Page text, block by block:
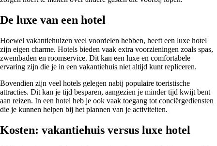
De luxe van een hotel
Hoewel vakantiehuizen veel voordelen hebben, heeft een luxe hotel
zijn eigen charme. Hotels bieden vaak extra voorzieningen zoals spas,
zwembaden en roomservice. Dit kan een luxe en comfortabele
ervaring zijn die je in een vakantiehuis niet altijd kunt repliceren.
Bovendien zijn veel hotels gelegen nabij populaire toeristische
attracties. Dit kan je tijd besparen, aangezien je minder tijd kwijt bent
aan reizen. In een hotel heb je ook vaak toegang tot conciërgediensten
die je kunnen helpen bij het plannen van je activiteiten.
Kosten: vakantiehuis versus luxe hotel